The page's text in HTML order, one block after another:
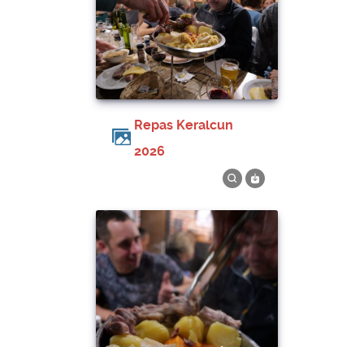
Repas Keralcun
2026